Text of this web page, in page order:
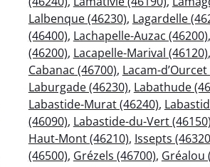
Lalbenque (46230), Lagardelle
(46400), Lachapelle-Auzac (46200),
(46200), Lacapelle-Marival (46120),
Cabanac (46700), Lacam-
Laburgade (46230), Labathude
Labastide-Murat (46240),
(46090), Labastide-du-Vert (46150)
Haut-Mont (46210), Issepts
(46500), Grézels (46700), Gréalou